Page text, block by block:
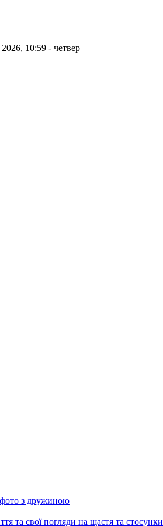
2026, 10:59 - четвер
з дружиною
та свої погляди на щастя та стосунки